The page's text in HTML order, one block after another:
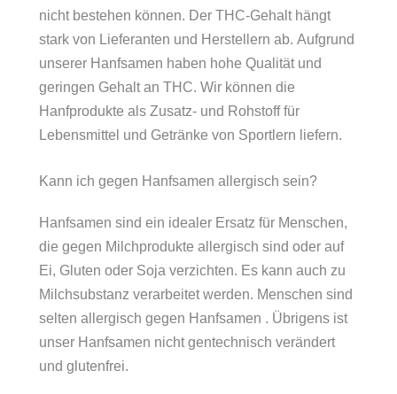
nicht bestehen können. Der THC-Gehalt hängt
stark von Lieferanten und Herstellern ab. Aufgrund
unserer Hanfsamen haben hohe Qualität und
geringen Gehalt an THC. Wir können die
Hanfprodukte als Zusatz- und Rohstoff für
Lebensmittel und Getränke von Sportlern liefern.
Kann ich gegen Hanfsamen allergisch sein?
Hanfsamen sind ein idealer Ersatz für Menschen,
die gegen Milchprodukte allergisch sind oder auf
Ei, Gluten oder Soja verzichten. Es kann auch zu
Milchsubstanz verarbeitet werden. Menschen sind
selten allergisch gegen Hanfsamen . Übrigens ist
unser Hanfsamen nicht gentechnisch verändert
und glutenfrei.